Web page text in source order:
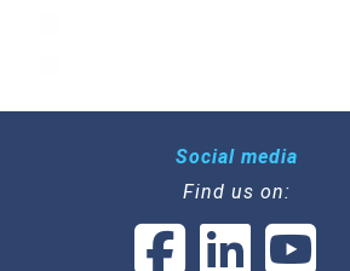
Social media
Find us on: